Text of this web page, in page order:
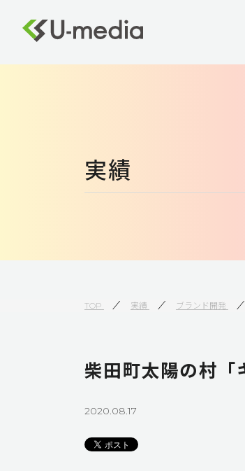
実績
TOP 実績 ブランド開発
柴田町太陽の村「
2020.08.17